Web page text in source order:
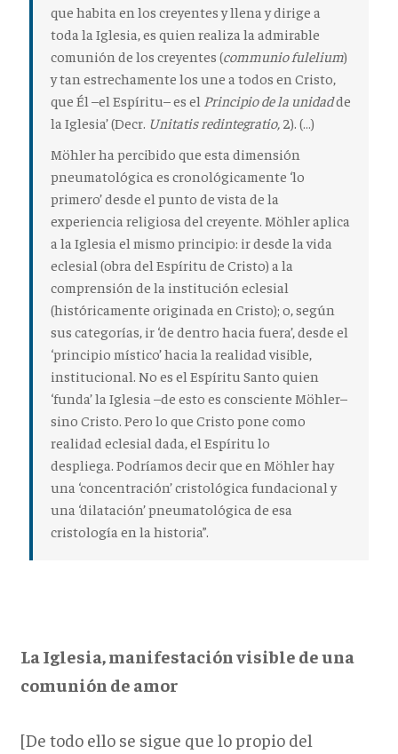
que habita en los creyentesyllena y dirige a
toda la Iglesia, es quien realiza la admirable
comunión de los creyentes (communio fulelium)
y tan estrechamente los une a todos en Cristo,
que Él –el Espíritu– es el Principio de la unidadde
la Iglesia’ (Decr. Unitatis redintegratio,2). (…)
Möhler ha percibido que esta dimensión
pneumatológica es cronológicamente ‘lo
primero’desde el punto de vista de la
experiencia religiosa del creyente. Möhler aplica
a la Iglesia el mismo principio: ir desde la vida
eclesial (obra del Espíritu de Cristo) a la
comprensión de la institución eclesial
(históricamente originada en Cristo); o, según
sus categorías, ir ‘de dentro hacia fuera’, desde el
‘principio místico’ hacia la realidad visible,
institucional. No es el Espíritu Santo quien
‘funda’ la Iglesia –de esto es consciente Möhler–
sino Cristo. Pero lo que Cristo pone como
realidad eclesial dada,el Espíritu lo
despliega. Podríamos decir que en Möhler hay
una ‘concentración’ cristológica fundacional y
una ‘dilatación’ pneumatológica de esa
cristología en la historia”.
La Iglesia, manifestación visible de una
comunión de amor
[De todo ello se sigue que lo propio del